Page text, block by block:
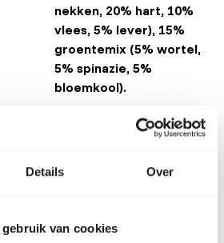
Details Over
van cookies
nekken, 20% hart, 10%
vlees, 5% lever), 15%
groentemix (5% wortel,
5% spinazie, 5%
bloemkool).
Alaska Raw Petfood
is noodzakelijk. Voor